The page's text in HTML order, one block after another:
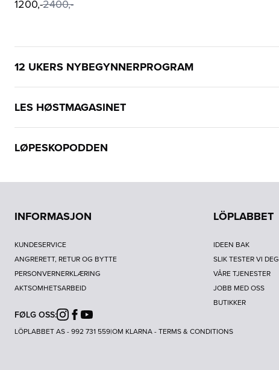
1200,-2400,-
12 UKERS NYBEGYNNERPROGRAM
LES HØSTMAGASINET
LØPESKOPODDEN
INFORMASJON
KUNDESERVICE
ANGRERETT, RETUR OG BYTTE
PERSONVERNERKLÆRING
AKTSOMHETSARBEID
LÖPLABBET
IDEEN BAK
SLIK TESTER VI DEG
VÅRE TJENESTER
JOBB MED OSS
BUTIKKER
FØLG OSS:Instagram
Facebook
Youtube
LÖPLABBET AS - 992 731 559|OM KLARNA-TERMS & CONDITIONS